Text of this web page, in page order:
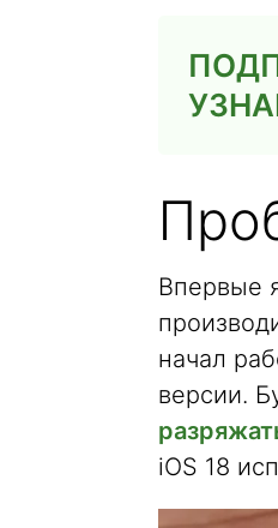
Впервые
начал
версии.
iOS 18